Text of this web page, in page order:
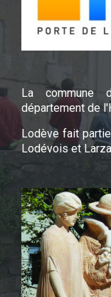
La
département de
Lodève fait
Lodévois et